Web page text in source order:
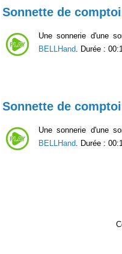
Sonnette de
Une sonnerie d'une
BELLHand. Durée :
Sonnette de
Une sonnerie d'une
BELLHand. Durée :